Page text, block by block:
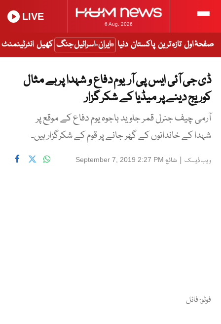
6 Aug, 2026
LIVE
صفحۂ اول تازہ ترین پاکستان دنیا ایران-اسرائیل جنگ کھیل انٹرٹینمنٹ
ڈی جی آئی ایس پی آر یوم دفاع و شہدا پر بے مثال
کوریج دینے پر میڈیا کے شکر گزار
آرمی چیف جنرل قمر جاوید باجوہ یوم دفاع کے موقع پر
شہدا کے خاندانوں کے گھر جانے پر قوم کے شکرگزار ہیں۔
ویب ڈیسک | شائع September 7, 2019 2:27 PM
فوٹو: فائل